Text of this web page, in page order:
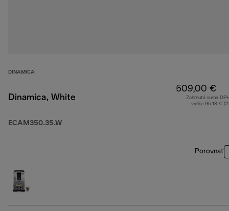
DINAMICA
Dinamica, White
ECAM350.35.W
509,00 €
Zahrnutá suma
výške 95,18 €
Porovnať